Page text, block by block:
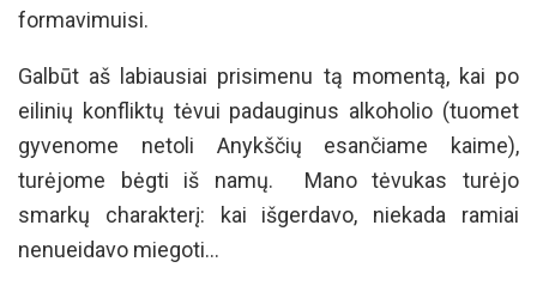
formavimuisi.
Galbūt aš labiausiai prisimenu tą momentą, kai po
eilinių konfliktų tėvui padauginus alkoholio (tuomet
gyvenome netoli Anykščių esančiame kaime),
turėjome bėgti iš namų. Mano tėvukas turėjo
smarkų charakterį: kai išgerdavo, niekada ramiai
nenueidavo miegoti…